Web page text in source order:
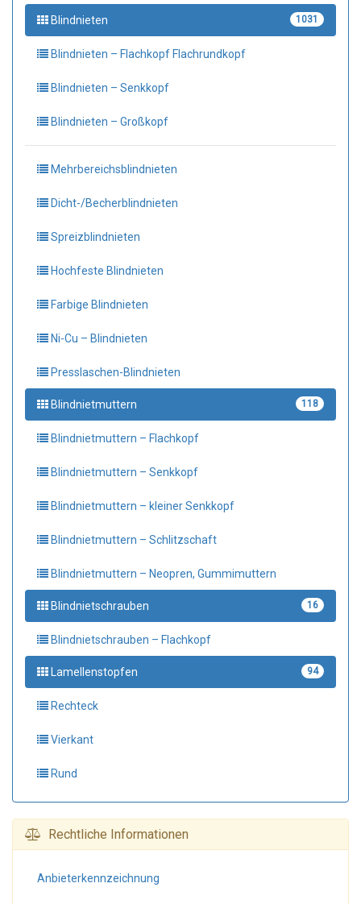
Blindnieten 1031
Blindnieten – Flachkopf Flachrundkopf
Blindnieten – Senkkopf
Blindnieten – Großkopf
Mehrbereichsblindnieten
Dicht-/Becherblindnieten
Spreizblindnieten
Hochfeste Blindnieten
Farbige Blindnieten
Ni-Cu – Blindnieten
Presslaschen-Blindnieten
Blindnietmuttern 118
Blindnietmuttern – Flachkopf
Blindnietmuttern – Senkkopf
Blindnietmuttern – kleiner Senkkopf
Blindnietmuttern – Schlitzschaft
Blindnietmuttern – Neopren, Gummimuttern
Blindnietschrauben 16
Blindnietschrauben – Flachkopf
Lamellenstopfen 94
Rechteck
Vierkant
Rund
Rechtliche Informationen
Anbieter­kennzeichnung